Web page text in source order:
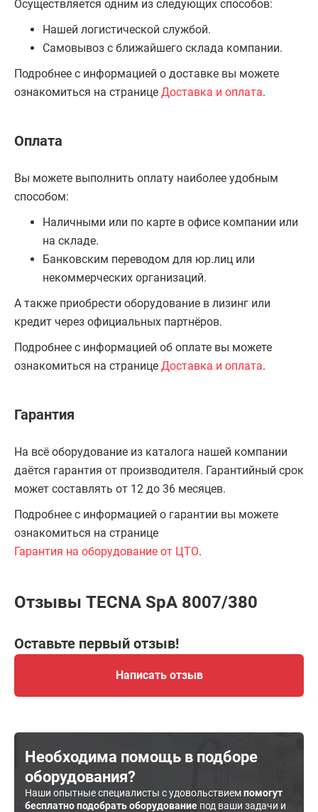
Осуществляется одним из следующих способов:
Нашей логистической службой.
Самовывоз с ближайшего склада компании.
Подробнее с информацией о доставке вы можете
ознакомиться на странице Доставка и оплата.
Оплата
Вы можете выполнить оплату наиболее удобным
способом:
Наличными или по карте в офисе компании или
на складе.
Банковским переводом для юр.лиц или
некоммерческих организаций.
А также приобрести оборудование в лизинг или
кредит через официальных партнёров.
Подробнее с информацией об оплате вы можете
ознакомиться на странице Доставка и оплата.
Гарантия
На всё оборудование из каталога нашей компании
даётся гарантия от производителя. Гарантийный срок
может составлять от 12 до 36 месяцев.
Подробнее с информацией о гарантии вы можете
ознакомиться на странице
Гарантия на оборудование от ЦТО.
Отзывы TECNA SpA 8007/380
Оставьте первый отзыв!
Написать отзыв
Необходима помощь в подборе
оборудования?
Наши опытные специалисты с удовольствиемпомогут
бесплатно подобрать оборудование под ваши задачи и